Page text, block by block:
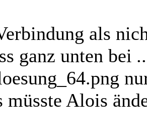
als
ganz unten bei
müsste Alois